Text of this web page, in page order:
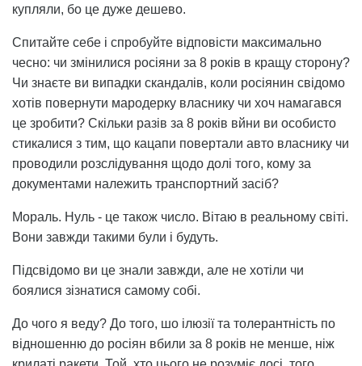
купляли, бо це дуже дешево.
Спитайте себе і спробуйте відповісти максимально
чесно: чи змінилися росіяни за 8 років в кращу сторону?
Чи знаєте ви випадки скандалів, коли росіянин свідомо
хотів повернути мародерку власнику чи хоч намагався
це зробити? Скільки разів за 8 років вйни ви особисто
стикалися з тим, що кацапи повертали авто власнику чи
проводили розслідування щодо долі того, кому за
документами належить транспортний засіб?
Мораль. Нуль - це також число. Вітаю в реальному світі.
Вони завжди такими були і будуть.
Підсвідомо ви це знали завжди, але не хотіли чи
боялися зізнатися самому собі.
До чого я веду? До того, шо ілюзії та толерантність по
відношенню до росіян вбили за 8 років не менше, ніж